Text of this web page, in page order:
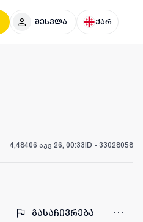
შესვლა ქარ
4,48406 აგვ 26, 00:33ID - 33028058
გასაჩივრება